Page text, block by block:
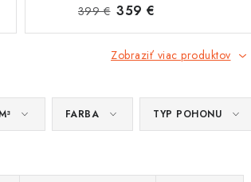
399 € 359 €
Zobraziť viac produktov
FARBA TYP POHONU